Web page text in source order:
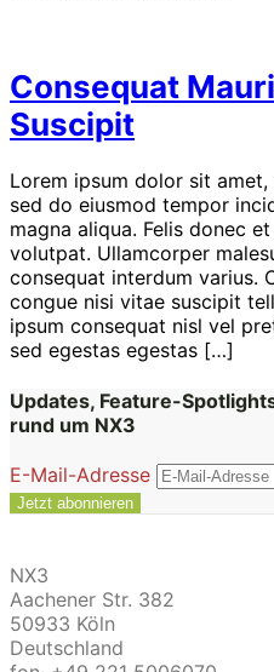
Consequat
Suscipit
Lorem ipsum dolor sit
sed do eiusmod tempor
magna aliqua. Felis donec
volutpat. Ullamcorper
consequat interdum varius.
congue nisi vitae suscipit
ipsum consequat nisl vel
sed egestas egestas […]
Updates, Feature-
rund um NX3
E-Mail-Adresse
NX3
Aachener Str. 382
50933 Köln
Deutschland